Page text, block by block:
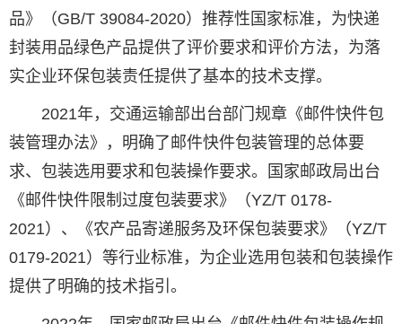
品》（GB/T 39084-2020）推荐性国家标准，为快递
封装用品绿色产品提供了评价要求和评价方法，为落
实企业环保包装责任提供了基本的技术支撑。
2021年，交通运输部出台部门规章《邮件快件包
装管理办法》，明确了邮件快件包装管理的总体要
求、包装选用要求和包装操作要求。国家邮政局出台
《邮件快件限制过度包装要求》（YZ/T 0178-
2021）、《农产品寄递服务及环保包装要求》（YZ/T
0179-2021）等行业标准，为企业选用包装和包装操作
提供了明确的技术指引。